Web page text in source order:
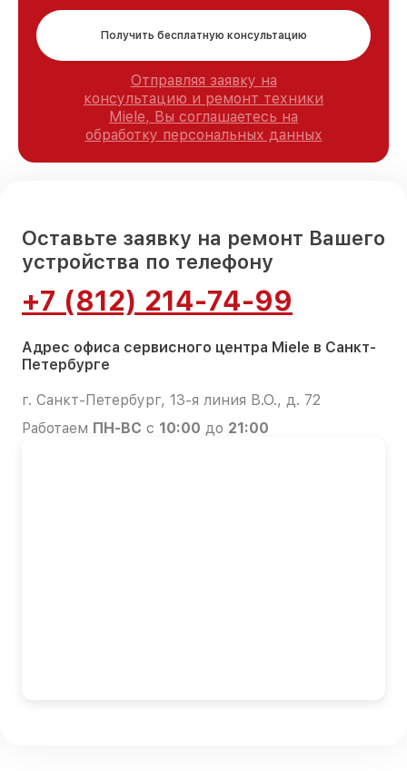
Получить бесплатную консультацию
Отправляя заявку на
консультацию и ремонт техники
Miele, Вы соглашаетесь на
обработку персональных данных
Оставьте заявку на ремонт Вашего
устройства по телефону
+7 (812) 214-74-99
Адрес офиса сервисного центра Miele в Санкт-
Петербурге
г. Санкт-Петербург, 13-я линия В.О., д. 72
Работаем ПН-ВС с 10:00 до 21:00